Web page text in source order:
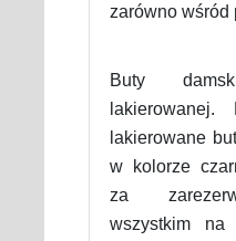
zarówno wśród
Buty
lakierowanej.
lakierowane
w kolorze
za
wszystkim na